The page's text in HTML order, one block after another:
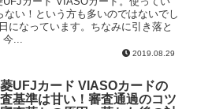
い！という方も多いのではないでし
になっています。ちなみに引き落と
...
2019.08.29
UFJカード VIASOカードの
基準は甘い！審査通過のコツ